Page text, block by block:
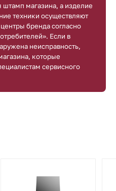
штамп магазина, а изделие
техники осуществляют
бренда согласно
Если в
неисправность,
которые
сервисного